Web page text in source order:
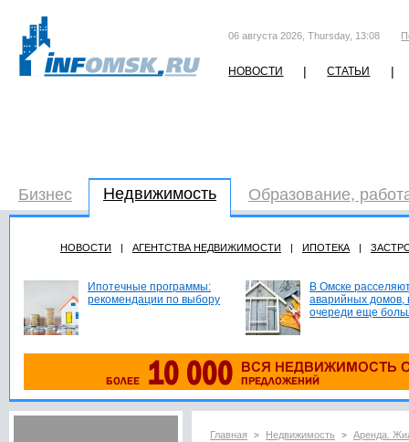
06 августа 2026, Thursday, 13:08
НОВОСТИ | СТАТЬИ |
Бизнес Недвижимость Образование,
НОВОСТИ | АГЕНТСТВА НЕДВИЖИМОСТИ | ИПОТЕКА |
Ипотечные программы:
рекомендации по выбору
В Омске
аварийных домов,
очереди еще
Главная > Недвижимость > Аренда.